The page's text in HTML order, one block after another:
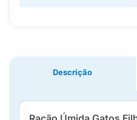
Descrição